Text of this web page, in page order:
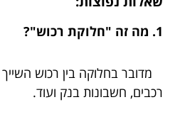
1. מה זה "חלוקת רכוש"?
מדובר בחלוקה בין רכוש השייך
רכבים, חשבונות בנק ועוד.